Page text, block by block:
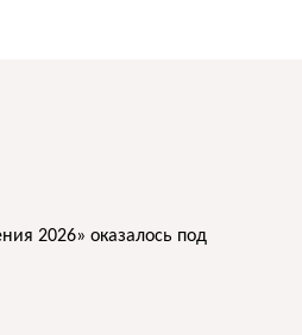
2026» оказалось под